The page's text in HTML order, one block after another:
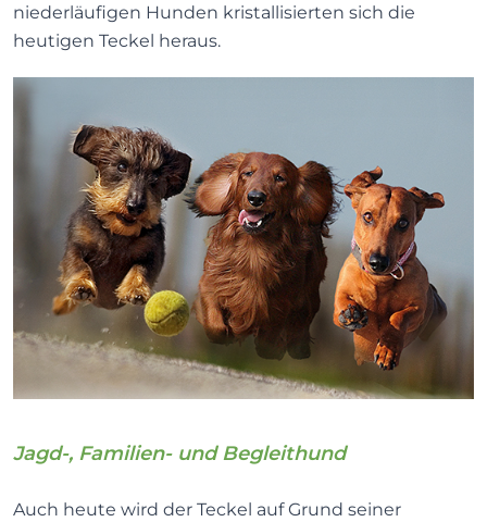
niederläufigen Hunden kristallisierten sich die
heutigen Teckel heraus.
Jagd-, Familien- und Begleithund
Auch heute wird der Teckel auf Grund seiner